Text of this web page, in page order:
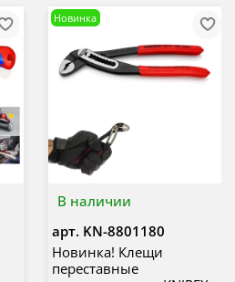
В наличии
Новинка
арт. KN-8801180
Новинка! Клещи
переставные